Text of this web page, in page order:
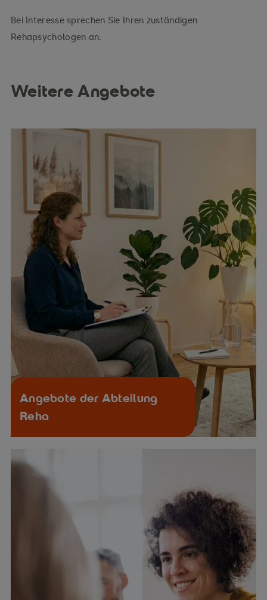
Bei Interesse sprechen Sie Ihren zuständigen
Rehapsychologen an.
Weitere Angebote
Angebote der Abteilung
Reha